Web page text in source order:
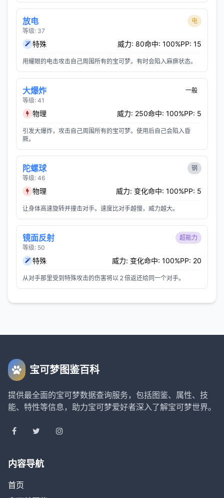
放电
等级: 37
电
特殊 威力: 80命中: 100%PP: 15
用耀眼的电击攻击自己周围所有的宝可梦。有时会陷入麻痹状态。
大爆炸
等级: 41
一般
物理 威力: 250命中: 100%PP: 5
引发大爆炸，攻击自己周围所有的宝可梦。使用后自己会陷入昏
厥。
陀螺球
等级: 46
钢
物理 威力: 变化命中: 100%PP: 5
让身体高速旋转并撞击对手。速度比对手越慢，威力越大。
镜面反射
等级: 50
超能力
特殊 威力: 变化命中: 100%PP: 20
从对手那里受到特殊攻击的伤害将以２倍返还给同一个对手。
宝可梦图鉴百科
提供最全面的宝可梦数据查询服务，包括图鉴、属性、技
能、特性等信息，助力宝可梦爱好者深入了解宝可梦世界。
内容导航
首页